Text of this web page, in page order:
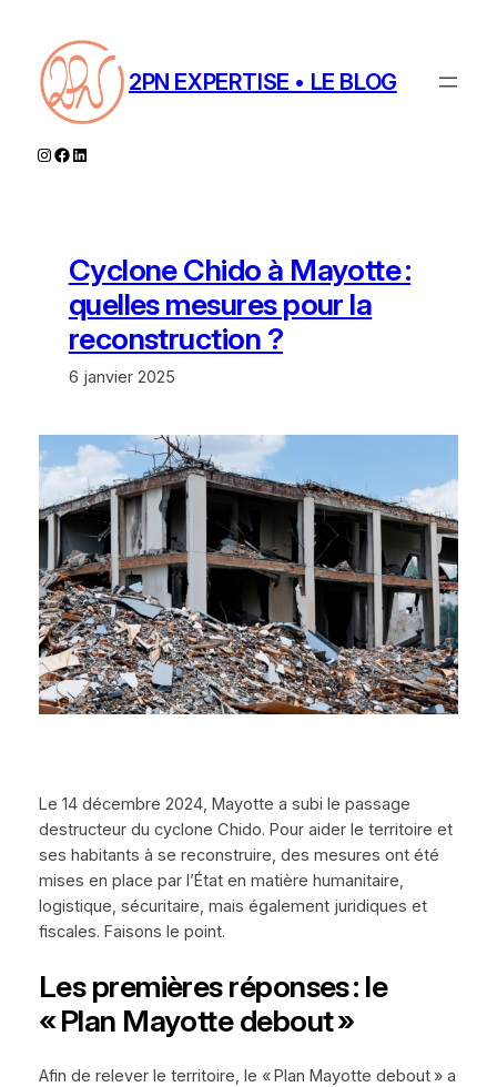
contenu
2PN EXPERTISE • LE BLOG
Instagram
Facebook
LinkedIn
Cyclone Chido à Mayotte :
quelles mesures pour la
reconstruction ?
6 janvier 2025
Le 14 décembre 2024, Mayotte a subi le passage
destructeur du cyclone Chido. Pour aider le territoire et
ses habitants à se reconstruire, des mesures ont été
mises en place par l’État en matière humanitaire,
logistique, sécuritaire, mais également juridiques et
fiscales. Faisons le point.
Les premières réponses : le
« Plan Mayotte debout »
Afin de relever le territoire, le « Plan Mayotte debout » a